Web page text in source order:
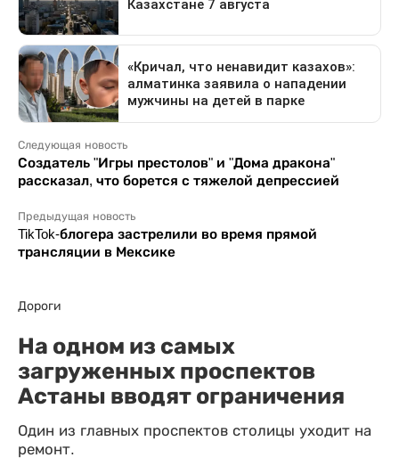
Следующая новость
Создатель "Игры престолов" и "Дома дракона"
рассказал, что борется с тяжелой депрессией
Предыдущая новость
TikTok-блогера застрелили во время прямой
трансляции в Мексике
Дороги
На одном из самых
загруженных проспектов
Астаны вводят ограничения
Один из главных проспектов столицы уходит на
ремонт.